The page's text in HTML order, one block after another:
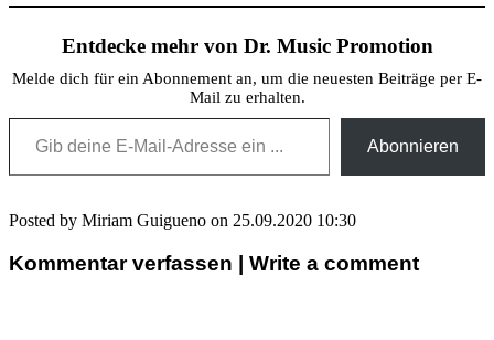
Entdecke mehr von Dr. Music Promotion
Melde dich für ein Abonnement an, um die neuesten Beiträge per E-
Mail zu erhalten.
Gib deine E-Mail-Adresse ein ...
Abonnieren
Posted by Miriam Guigueno on 25.09.2020 10:30
Kommentar verfassen | Write a comment